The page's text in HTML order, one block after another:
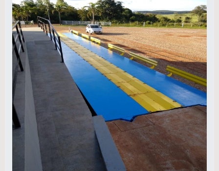
geração. Tudo isso, unido a um time de
equipe multidisciplinar de consultores
associados e profissionais qualificados,
garante a melhor experiência para os
clientes com qualidade.